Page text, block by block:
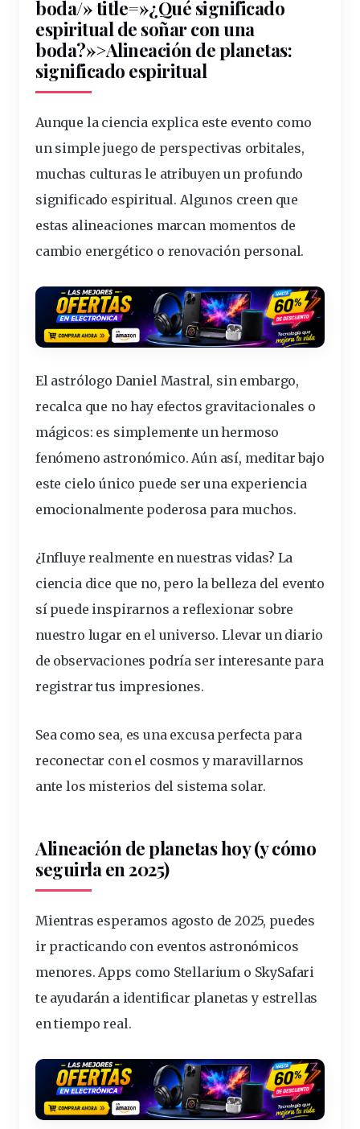
boda/» title=»¿Qué significado
espiritual de soñar con una
boda?»>Alineación de planetas:
significado espiritual
Aunque la ciencia explica este evento como
un simple juego de perspectivas orbitales,
muchas culturas le atribuyen un profundo
significado espiritual. Algunos creen que
estas alineaciones marcan momentos de
cambio energético o renovación personal.
El astrólogo Daniel Mastral, sin embargo,
recalca que no hay efectos gravitacionales o
mágicos: es simplemente un hermoso
fenómeno astronómico. Aún así, meditar bajo
este cielo único puede ser una experiencia
emocionalmente poderosa para muchos.
¿Influye realmente en nuestras vidas? La
ciencia dice que no, pero la belleza del evento
sí puede inspirarnos a reflexionar sobre
nuestro lugar en el universo. Llevar un diario
de observaciones podría ser interesante para
registrar tus impresiones.
Sea como sea, es una excusa perfecta para
reconectar con el cosmos y maravillarnos
ante los misterios del sistema solar.
Alineación de planetas hoy (y cómo
seguirla en 2025)
Mientras esperamos agosto de 2025, puedes
ir practicando con eventos astronómicos
menores. Apps como Stellarium o SkySafari
te ayudarán a identificar planetas y estrellas
en tiempo real.